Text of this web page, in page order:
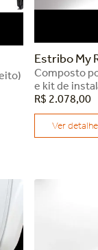
Estribo My
Composto
e kit de
R$ 2.078,00
Ver